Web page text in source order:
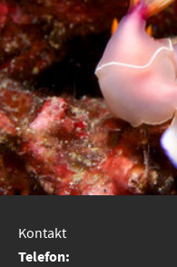
Kontakt
Telefon: